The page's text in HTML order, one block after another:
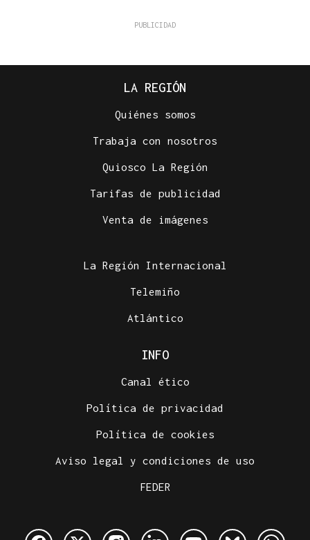
LA REGIÓN
Quiénes somos
Trabaja con nosotros
Quiosco La Región
Tarifas de publicidad
Venta de imágenes
La Región Internacional
Telemiño
Atlántico
INFO
Canal ético
Política de privacidad
Política de cookies
Aviso legal y condiciones de uso
FEDER